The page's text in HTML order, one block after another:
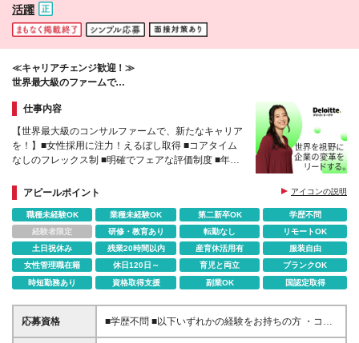
活躍
≪キャリアチェンジ歓迎！≫
世界最大級のファームで
仕事内容
【世界最大級のコンサルファームで、新たなキャリア
を！】■女性採用に注力！えるぼし取得 ■コアタイム
なしのフレックス制 ■明確でフェアな評価制度 ■年間
アピールポイント
アイコンの説明
職種未経験OK 業種未経験OK 第二新卒OK
学歴不問
経験者限定
研修・教育あり 転勤なし
リモートOK
土日祝休み
残業20時間以内 産育休活用有
服装自由
女性管理職在籍
休日120日～ 育児と両立
ブランクOK
時短勤務あり
資格取得支援 副業OK 国認定取得
応募資格
■学歴不問 ■以下いずれかの経験をお持ちの方 ・コン
サルティングファームでの実務経験 ・SEとしての実